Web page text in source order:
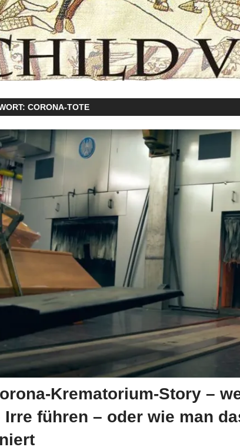
CORONA-TOTE
Krematorium-Story –
Irre führen – oder wie man